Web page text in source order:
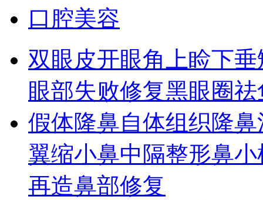
口腔美容
双眼皮开眼角
上睑下
眼部失败修复黑眼圈祛
假体隆鼻自体组织隆鼻
翼缩小鼻中隔整形鼻小
再造鼻部修复